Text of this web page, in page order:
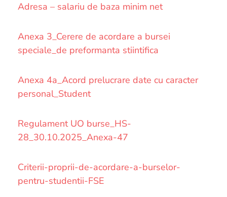
Adresa – salariu de baza minim net
Anexa 3_Cerere de acordare a bursei
speciale_de preformanta stiintifica
Anexa 4a_Acord prelucrare date cu caracter
personal_Student
Regulament UO burse_HS-
28_30.10.2025_Anexa-47
Criterii-proprii-de-acordare-a-burselor-
pentru-studentii-FSE